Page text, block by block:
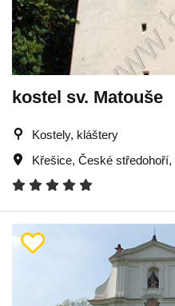
kostel sv. Matouše
Kostely, kláštery
Křešice, České středohoří,